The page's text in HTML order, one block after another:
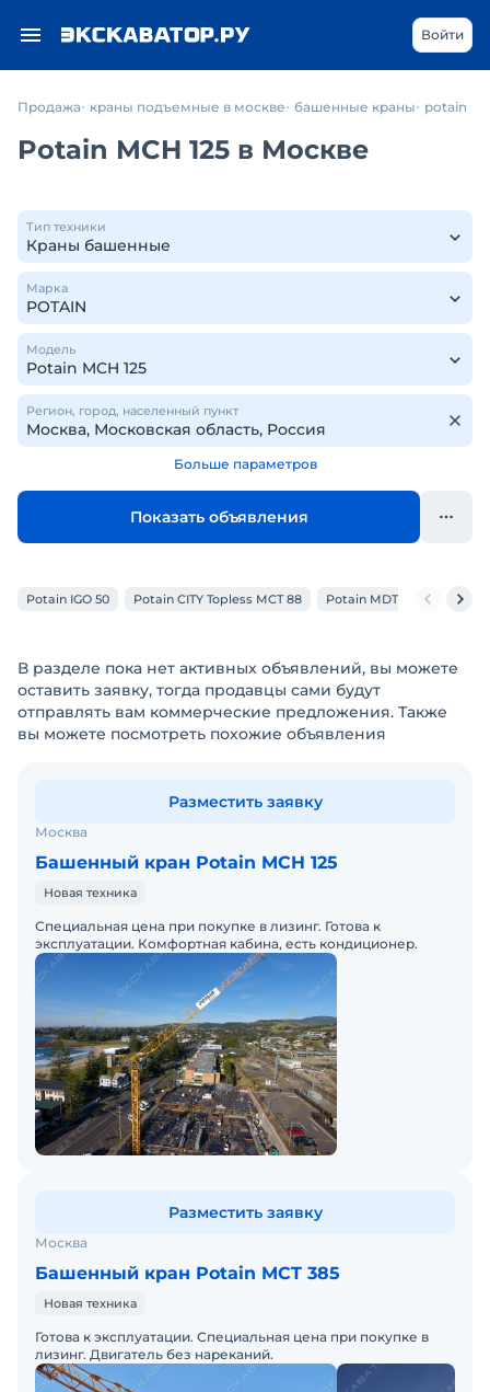
Войти
Продажа краны подъемные в москве башенные краны potain
Potain MCH 125 в Москве
Тип техники
Марка
Модель
Регион, город, населенный пункт
Больше параметров
Показать объявления
Potain IGO 50 Potain CITY Topless MCT 88 Potain MDT 178 Potain
В разделе пока нет активных объявлений, вы можете
оставить заявку, тогда продавцы сами будут
отправлять вам коммерческие предложения. Также
вы можете посмотреть похожие объявления
Москва
Башенный кран Potain MCH 125
Новая техника
Специальная цена при покупке в лизинг. Готова к
эксплуатации. Комфортная кабина, есть кондиционер.
Разместить заявку
Москва
Башенный кран Potain MCT 385
Новая техника
Готова к эксплуатации. Специальная цена при покупке в
лизинг. Двигатель без нареканий.
Разместить заявку